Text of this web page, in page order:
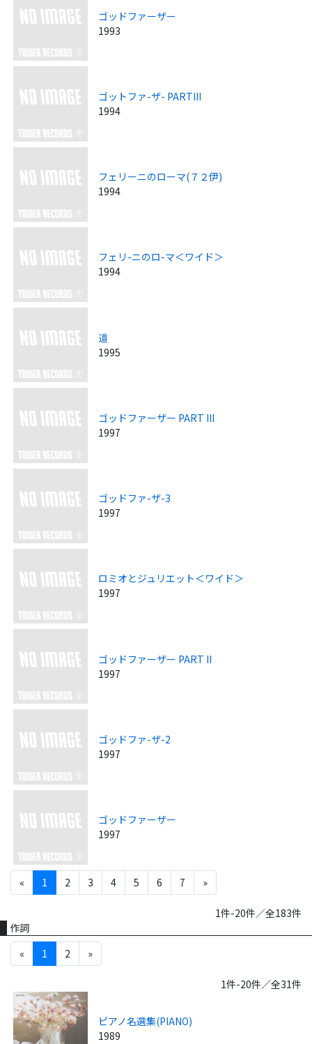
ゴッドファーザー
1993
ゴットファ-ザ- PARTIII
1994
フェリーニのローマ(７２伊)
1994
フェリ-ニのロ-マ＜ワイド＞
1994
道
1995
ゴッドファーザー PART III
1997
ゴッドファ-ザ-3
1997
ロミオとジュリエット＜ワイド＞
1997
ゴッドファーザー PART II
1997
ゴッドファ-ザ-2
1997
ゴッドファーザー
1997
« 1 2 3 4 5 6 7 »
1件-20件／全183件
作詞
«
1 2 »
1件-20件／全31件
ピアノ名選集(PIANO)
1989